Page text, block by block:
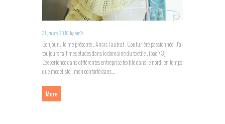
31 January 2018 byAnaïs
Bonjour , Je me présente , Anaïs Fautrat . Couturière passionnée . J’ai
toujours fait mes études dans le domaine du textile . (bac +3)
L’expérience dans différentes entreprise textile dans le nord, en temps
que modéliste , mon conforté dans...
More